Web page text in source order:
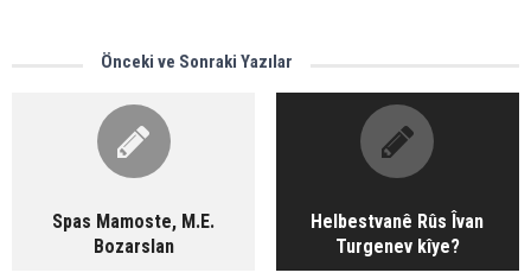
Önceki ve Sonraki Yazılar
Spas Mamoste, M.E.
Bozarslan
Helbestvanê Rûs Îvan
Turgenev kîye?